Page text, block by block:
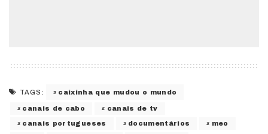
TAGS: caixinha que mudou o mundo
canais de cabo canais de tv
canais portugueses documentários meo